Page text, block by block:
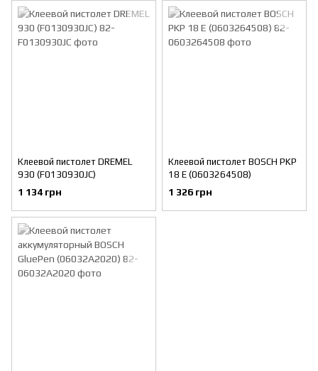
Клеевой пистолет DREMEL
930 (F0130930JC)
1 134 грн
Клеевой пистолет BOSCH PKP
18 E (0603264508)
1 326 грн